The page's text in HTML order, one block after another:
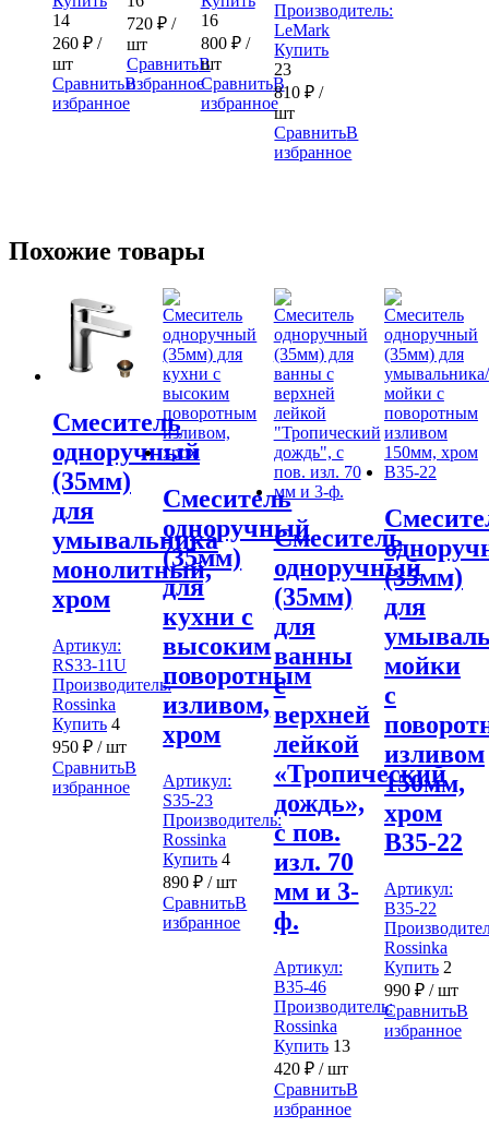
14
260 ₽ /
шт
СравнитьВ
избранное
720 ₽/
шт
СравнитьВ
избранное
16
800 ₽/
шт
СравнитьВ
избранное
Производитель:
LeMark
Купить
23
810₽ /
шт
СравнитьВ
избранное
Похожие товары
Смеситель
одноручный
(35мм)
для
умывальника
монолитный,
хром
Артикул:
RS33-11U
Производитель:
Rossinka
Купить 4
950 ₽ / шт
СравнитьВ
избранное
Смеситель
одноручный
(35мм)
для
кухни с
высоким
поворотным
изливом,
хром
Артикул:
S35-23
Производитель:
Rossinka
Купить 4
890₽ / шт
СравнитьВ
избранное
Смеситель
одноручный
(35мм)
для
ванны
с
верхней
лейкой
«Тропический
дождь»,
с пов.
изл. 70
мм и 3-
ф.
Артикул:
B35-46
Производитель:
Rossinka
Купить 13
420 ₽/ шт
СравнитьВ
избранное
(35мм)
для
мойки
с
изливом
150мм,
хром
B35-22
Артикул:
B35-22
Rossinka
Купить 2
990 ₽/ шт
СравнитьВ
избранное